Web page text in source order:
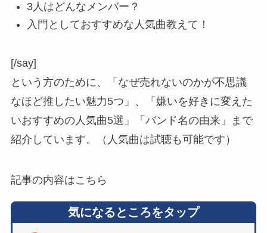
3人はどんなメンバー？
入門としておすすめな人気曲教えて！
[/say]
という方のために、「なぜ売れないのかが不思議
なほど推したい魅力5つ」、「嫌いを好きに変えた
いおすすめの人気曲5選」「バンド名の由来」まで
紹介しています。
（人気曲は試聴も可能です）
記事の内容はこちら
気になるところをタップ